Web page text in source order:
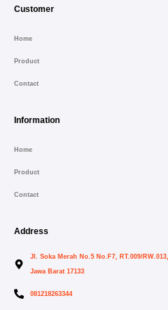
Customer
Home
Product
Contact
Information
Home
Product
Contact
Address
Jl. Soka Merah No.5 No.f7, RT.009/
Jawa Barat 17133
081218263344